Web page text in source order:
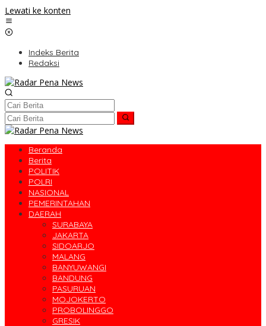
Lewati ke konten
Indeks Berita
Redaksi
Beranda
Berita
POLITIK
POLRI
NASIONAL
PEMERINTAHAN
DAERAH
SURABAYA
JAKARTA
SIDOARJO
MALANG
BANYUWANGI
BANDUNG
PASURUAN
MOJOKERTO
PROBOLINGGO
GRESIK